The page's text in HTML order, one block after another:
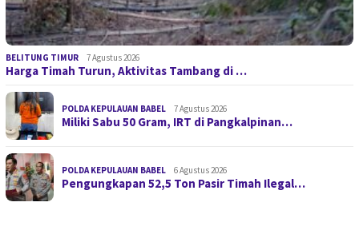
BELITUNG TIMUR 7 Agustus 2026
Harga Timah Turun, Aktivitas Tambang di …
POLDA KEPULAUAN BABEL 7 Agustus 2026
Miliki Sabu 50 Gram, IRT di Pangkalpinan…
POLDA KEPULAUAN BABEL 6 Agustus 2026
Pengungkapan 52,5 Ton Pasir Timah Ilegal…